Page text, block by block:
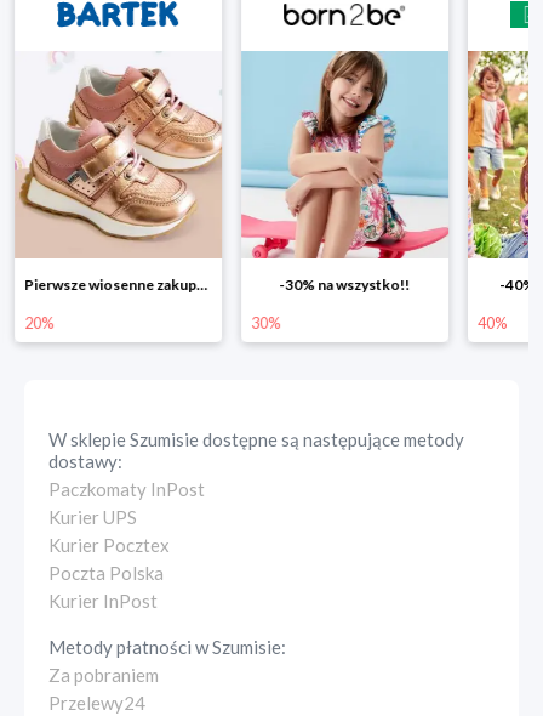
Pierwsze wiosenne zakupy -20%
20%
-30% na wszystko!!
30%
-40%
40%
W sklepieSzumisiedostępne są następujące metody
dostawy:
Paczkomaty InPost
Kurier UPS
Kurier Pocztex
Poczta Polska
Kurier InPost
Metody płatności wSzumisie:
Za pobraniem
Przelewy24